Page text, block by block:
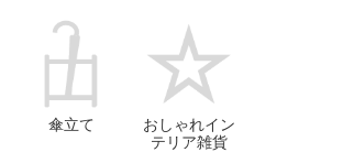
傘立て
おしゃれイン
テリア雑貨